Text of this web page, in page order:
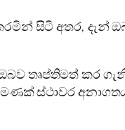
සිටි අතර, දැන්
තෘප්තිමත් කර
ස්ථාවර